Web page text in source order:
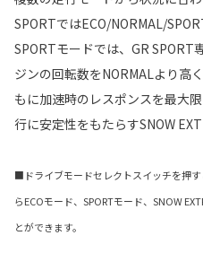
SPORTではECO/NORMAL/
SPORTモードでは、GR SPORT
ジンの回転数をNORMALより高
もに加速時のレスポンスを最大
行に安定性をもたらすSNOW
■ドライブモードセレクトスイッチを押
らECOモード、SPORTモード、SNOW
とができます。